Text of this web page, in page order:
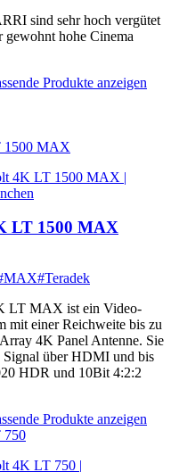
sind sehr hoch vergütet
gewohnt hohe Cinema
Produkte anzeigen
1500 MAX
LT 1500 MAX
#Teradek
LT MAX ist ein Video-
mit einer Reichweite bis zu
4K Panel Antenne. Sie
Signal über HDMI und bis
HDR und 10Bit 4:2:2
Produkte anzeigen
750